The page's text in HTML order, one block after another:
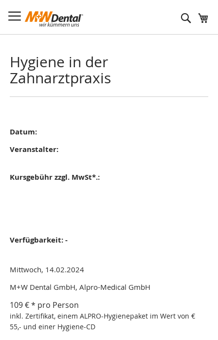
Suche
Hygiene in der
Zahnarztpraxis
Datum:
Veranstalter:
Kursgebühr zzgl. MwSt*.:
Verfügbarkeit: -
Mittwoch, 14.02.2024
M+W Dental GmbH, Alpro-Medical GmbH
109 € * pro Person
inkl. Zertifikat, einem ALPRO-Hygienepaket im Wert von €
55,- und einer Hygiene-CD